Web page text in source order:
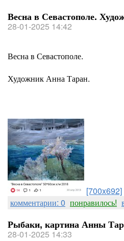
Весна в Севастополе.
28-01-2025 14:42
Весна в Севастополе.
Художник Анна Таран.
[700x692]
комментарии: 0 понравилось!
Рыбаки, картина Анны
28-01-2025 14:33